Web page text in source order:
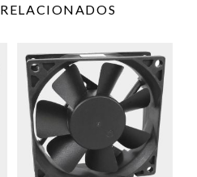
RELACIONADOS